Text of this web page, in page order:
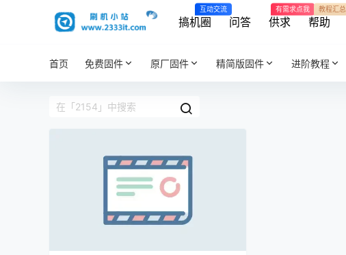
搞机圈
互动交流
问答 供求
有需求点我
帮助
教程汇总
首页 免费固件 原厂固件 精简版固件 进阶教程